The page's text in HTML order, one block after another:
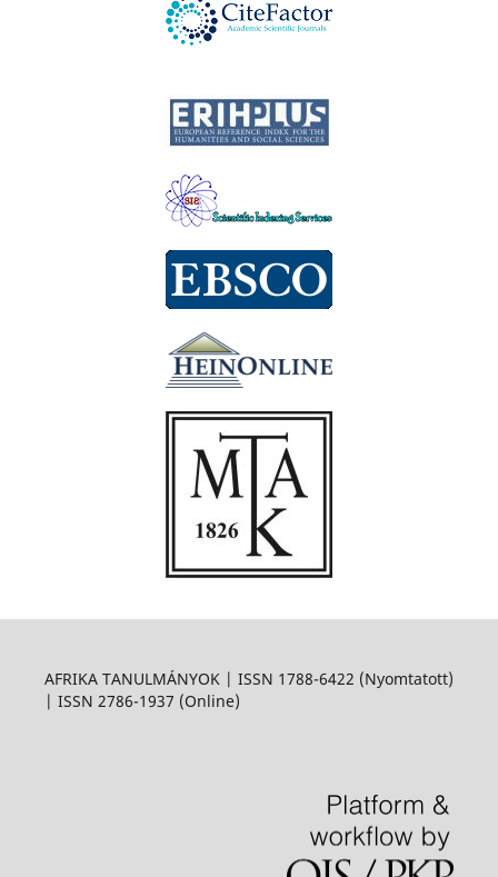
AFRIKA TANULMÁNYOK | ISSN 1788-6422 (Nyomtatott)
| ISSN 2786-1937 (Online)